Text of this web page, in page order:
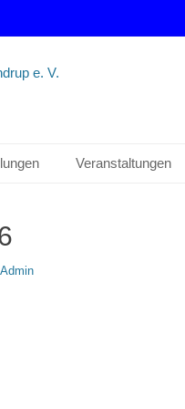
Veranstaltungen